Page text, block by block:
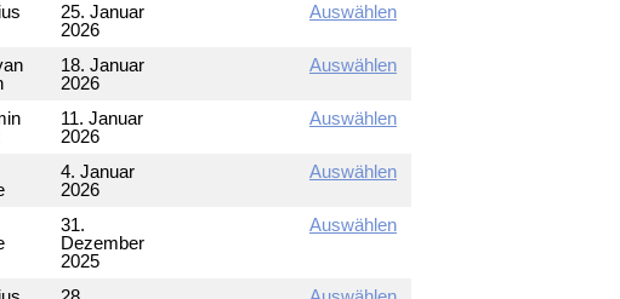
25. Januar
2026
Auswählen
18. Januar
2026
Auswählen
11. Januar
2026
Auswählen
4. Januar
2026
Auswählen
31.
Dezember
2025
Auswählen